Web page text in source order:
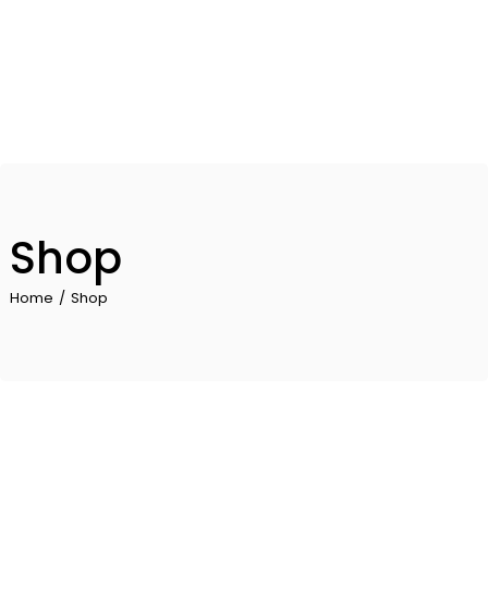
Shop
Home Shop